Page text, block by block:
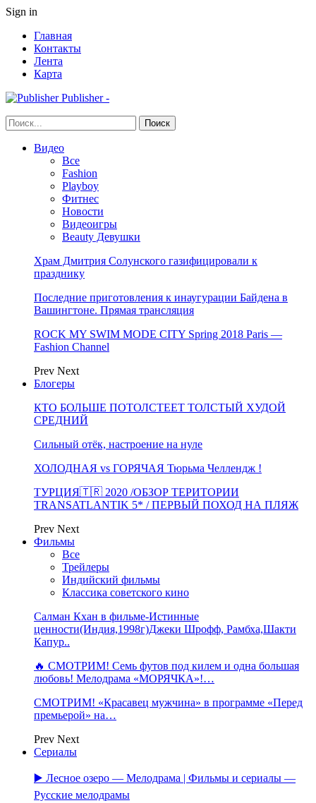
Sign in
Главная
Контакты
Лента
Карта
Publisher -
Видео
Все
Fashion
Playboy
Фитнес
Новости
Видеоигры
Beauty Девушки
Храм Дмитрия Солунского газифицировали к
празднику
Последние приготовления к инаугурации Байдена в
Вашингтоне. Прямая трансляция
ROCK MY SWIM MODE CITY Spring 2018 Paris —
Fashion Channel
Prev Next
Блогеры
КТО БОЛЬШЕ ПОТОЛСТЕЕТ ТОЛСТЫЙ ХУДОЙ
СРЕДНИЙ
Сильный отёк, настроение на нуле
ХОЛОДНАЯ vs ГОРЯЧАЯ Тюрьма Челлендж !
ТУРЦИЯ🇹🇷 2020 /ОБЗОР ТЕРИТОРИИ
TRANSATLANTIK 5* / ПЕРВЫЙ ПОХОД НА ПЛЯЖ
Prev Next
Фильмы
Все
Трейлеры
Индийский фильмы
Классика советского кино
Салман Кхан в фильме-Истинные
ценности(Индия,1998г)Джеки Шрофф, Рамбха,Шакти
Капур..
🔥 СМОТРИМ! Семь футов под килем и одна большая
любовь! Мелодрама «МОРЯЧКА»!…
СМОТРИМ! «Красавец мужчина» в программе «Перед
премьерой» на…
Prev Next
Сериалы
▶️ Лесное озеро — Мелодрама | Фильмы и сериалы —
Русские мелодрамы